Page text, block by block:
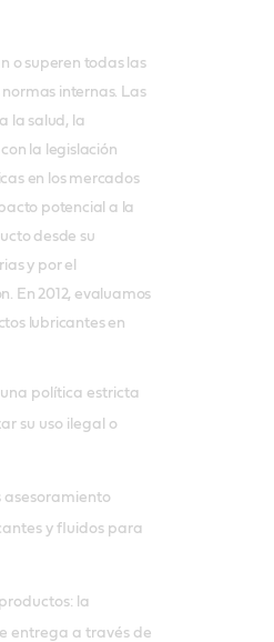
o superen todas las
internas. Las
la salud, la
la legislación
en los mercados
potencial a la
desde su
y por el
En 2012, evaluamos
lubricantes en
política estricta
su uso ilegal o
asesoramiento
y fluidos para
la
entrega a través de